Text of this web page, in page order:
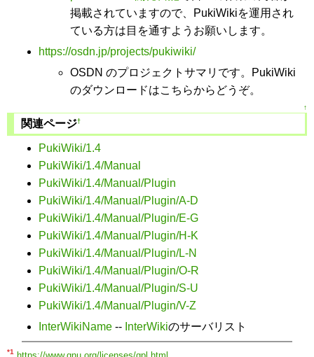
掲載されていますので、PukiWikiを運用され
ている方は目を通すようお願いします。
https://osdn.jp/projects/pukiwiki/
OSDN のプロジェクトサマリです。PukiWiki
のダウンロードはこちらからどうぞ。
↑
関連ページ†
PukiWiki/1.4
PukiWiki/1.4/Manual
PukiWiki/1.4/Manual/Plugin
PukiWiki/1.4/Manual/Plugin/A-D
PukiWiki/1.4/Manual/Plugin/E-G
PukiWiki/1.4/Manual/Plugin/H-K
PukiWiki/1.4/Manual/Plugin/L-N
PukiWiki/1.4/Manual/Plugin/O-R
PukiWiki/1.4/Manual/Plugin/S-U
PukiWiki/1.4/Manual/Plugin/V-Z
InterWikiName -- InterWikiのサーバリスト
*1